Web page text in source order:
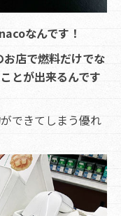
なんです！
店で燃料だけでな
とが出来るんです
できてしまう優れ